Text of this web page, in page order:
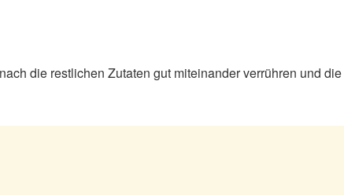
die restlichen Zutaten gut miteinander verrühren und die